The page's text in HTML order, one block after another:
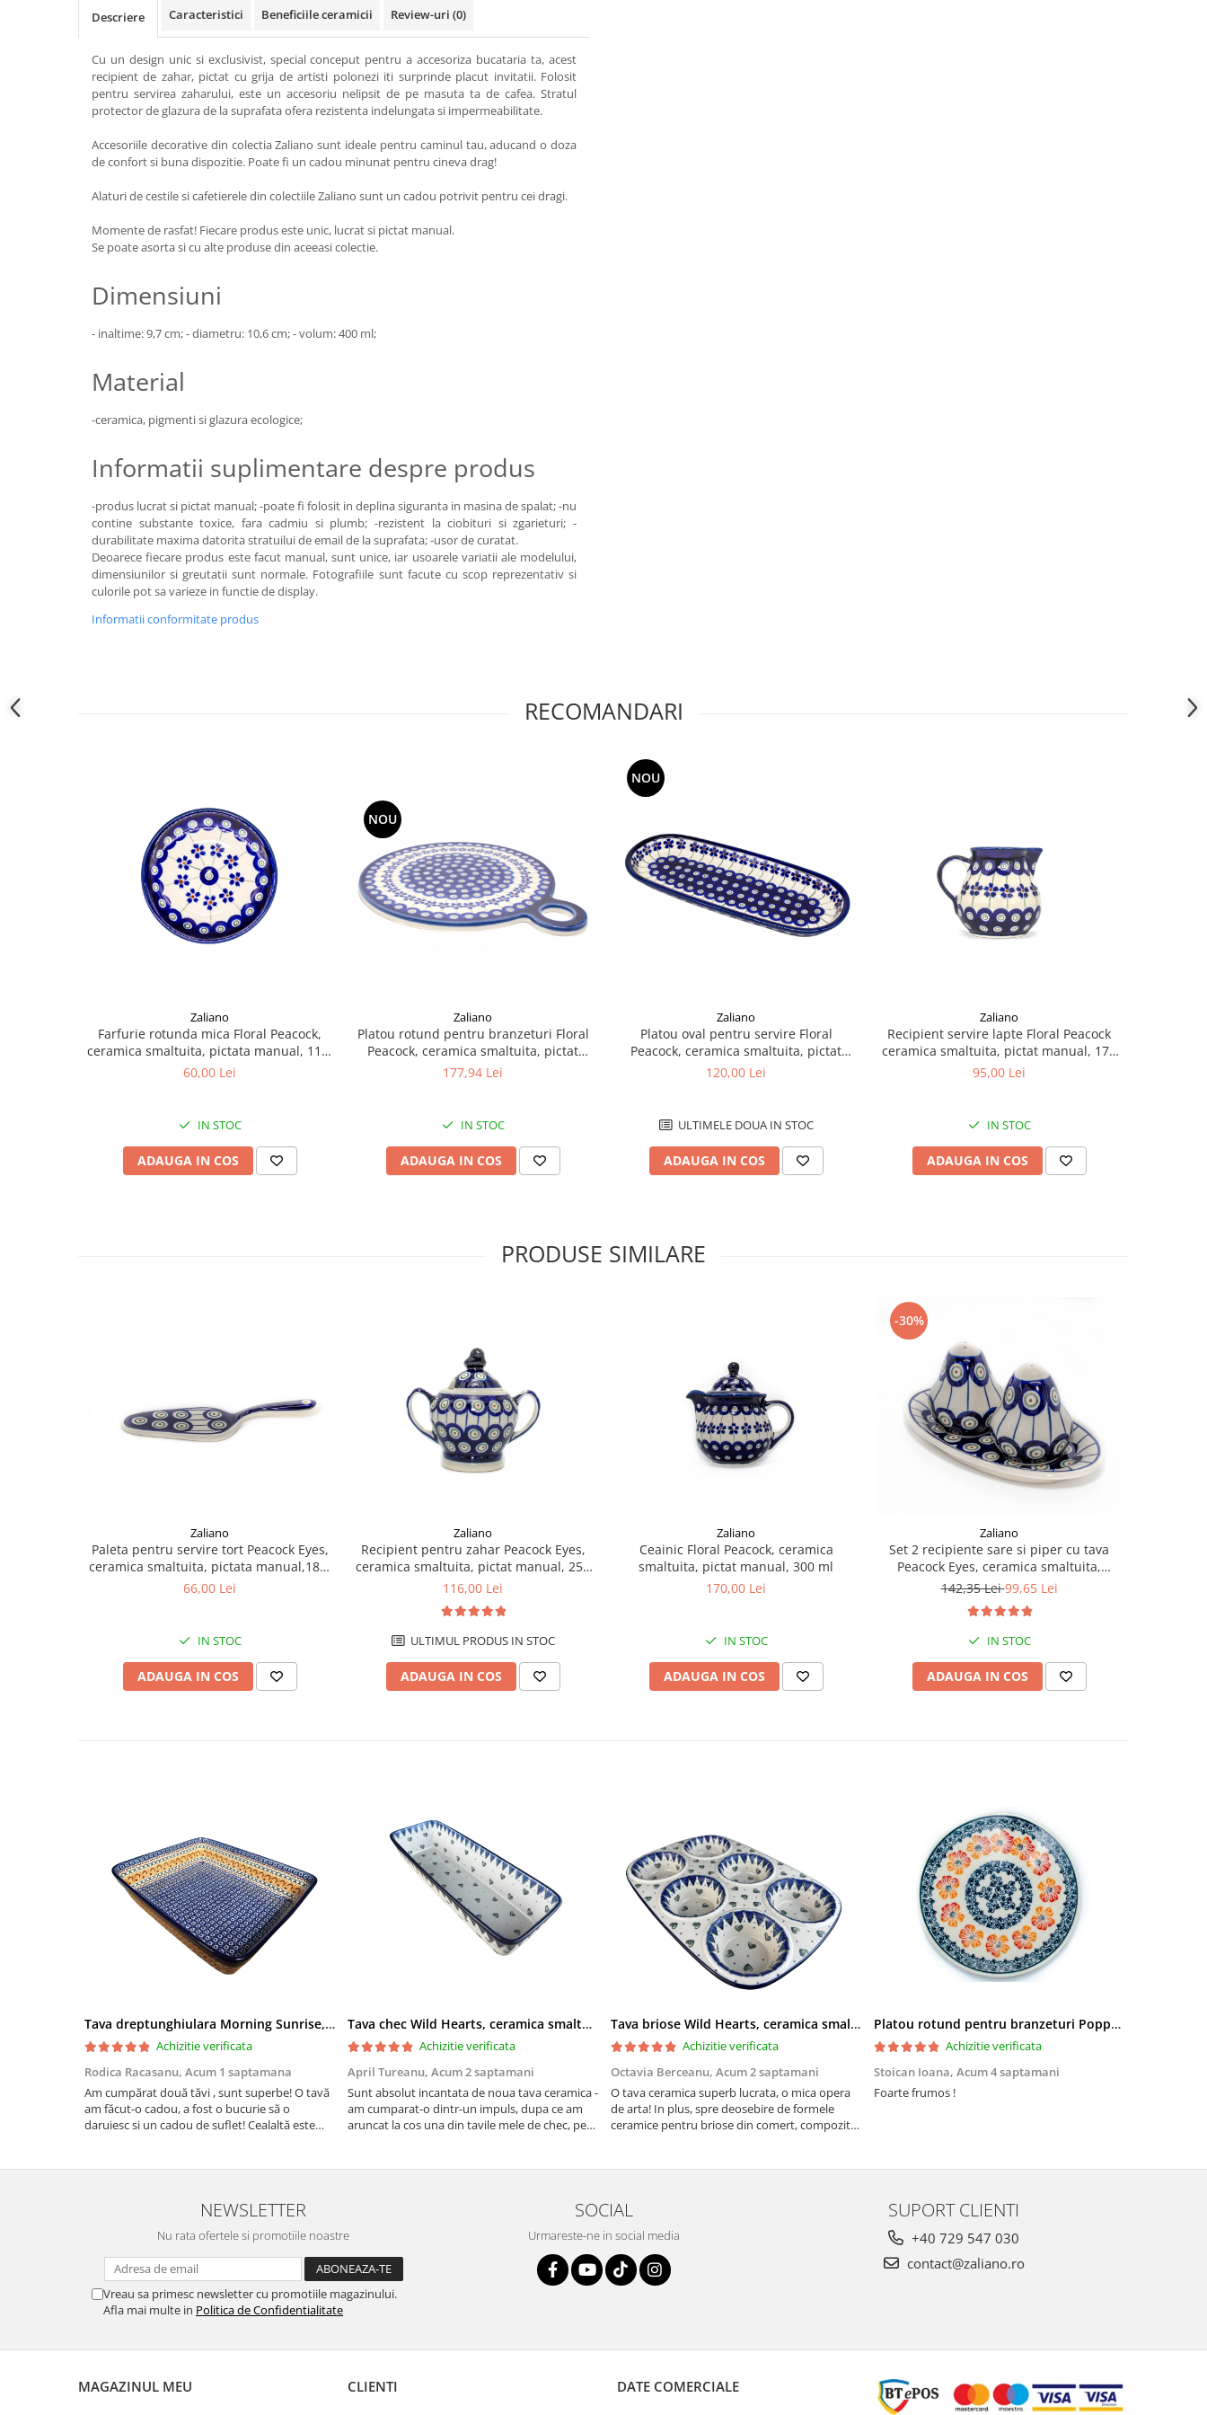
Colectia Wild Hearts
Colectia Blue Spring
Descriere Caracteristici Beneficiile ceramicii Review-uri (0)
Cu un design unic si exclusivist, special conceput pentru a accesoriza bucataria ta, acest
recipient de zahar, pictat cu grija de artisti polonezi iti surprinde placut invitatii. Folosit
pentru servirea zaharului, este un accesoriu nelipsit de pe masuta ta de cafea. Stratul
protector de glazura de la suprafata ofera rezistenta indelungata si impermeabilitate.
Accesoriile decorative din colectia Zaliano sunt ideale pentru caminul tau, aducand o doza
de confort si buna dispozitie. Poate fi un cadou minunat pentru cineva drag!
Alaturi de cestile si cafetierele din colectiile Zaliano sunt un cadou potrivit pentru cei dragi.
Momente de rasfat! Fiecare produs este unic, lucrat si pictat manual.
Se poate asorta si cu alte produse din aceeasi colectie.
Dimensiuni
- inaltime: 9,7 cm; - diametru: 10,6 cm; - volum: 400 ml;
Material
-ceramica, pigmenti si glazura ecologice;
Informatii suplimentare despre produs
-produs lucrat si pictat manual; -poate fi folosit in deplina siguranta in masina de spalat; -nu
contine substante toxice, fara cadmiu si plumb; -rezistent la ciobituri si zgarieturi; -
durabilitate maxima datorita stratuilui de email de la suprafata; -usor de curatat.
Deoarece fiecare produs este facut manual, sunt unice, iar usoarele variatii ale modelului,
dimensiunilor si greutatii sunt normale. Fotografiile sunt facute cu scop reprezentativ si
culorile pot sa varieze in functie de display.
Informatii conformitate produs
RECOMANDARI
Zaliano
Farfurie rotunda mica Floral Peacock,
ceramica smaltuita, pictata manual, 11,6
cm
60,00 Lei
IN STOC
ADAUGA IN COS
NOU
Zaliano
Platou rotund pentru branzeturi Floral
Peacock, ceramica smaltuita, pictat
manual, 22,8 cm
177,94 Lei
IN STOC
ADAUGA IN COS
NOU
Zaliano
Platou oval pentru servire Floral
Peacock, ceramica smaltuita, pictat
manual, 11,1 x 28,3 cm
120,00 Lei
ULTIMELE DOUA IN STOC
ADAUGA IN COS
Zaliano
Recipient servire lapte Floral Peacock
ceramica smaltuita, pictat manual, 170
ml
95,00 Lei
IN STOC
ADAUGA IN COS
PRODUSE SIMILARE
Zaliano
Paleta pentru servire tort Peacock Eyes,
ceramica smaltuita, pictata manual,18,3
x 5,4 cm
66,00 Lei
IN STOC
ADAUGA IN COS
Zaliano
Recipient pentru zahar Peacock Eyes,
ceramica smaltuita, pictat manual, 250
ml
116,00 Lei
ULTIMUL PRODUS IN STOC
ADAUGA IN COS
Zaliano
Ceainic Floral Peacock, ceramica
smaltuita, pictat manual, 300 ml
170,00 Lei
IN STOC
ADAUGA IN COS
-30%
Zaliano
Set 2 recipiente sare si piper cu tava
Peacock Eyes, ceramica smaltuita,
pictata manual, 6,4/18,4 x 10,4 cm
142,35 Lei99,65 Lei
IN STOC
ADAUGA IN COS
Tava dreptunghiulara Morning Sunrise, ceramica smaltuita, pictata manual, 27,0 X 32, 5 cm
Achizitie verificata
Rodica Racasanu, Acum 1 saptamana
Am cumpărat două tăvi , sunt superbe! O tavă
am făcut-o cadou, a fost o bucurie să o
daruiesc si un cadou de suflet! Cealaltă este
Tava chec Wild Hearts, ceramica smaltuita, pictata manual, 31,0 X 12,0 cm
Achizitie verificata
April Tureanu, Acum 2 saptamani
Sunt absolut incantata de noua tava ceramica -
am cumparat-o dintr-un impuls, dupa ce am
aruncat la cos una din tavile mele de chec, pe
plus este tare frumoasa, o ...
Tava briose Wild Hearts, ceramica smaltuita, pictata manual, 29,0 x 20.0 cm
Achizitie verificata
Octavia Berceanu, Acum 2 saptamani
O tava ceramica superb lucrata, o mica opera
de arta! In plus, spre deosebire de formele
ceramice pentru briose din comert, compozitia
Platou rotund pentru branzeturi Poppy Rain, ceramica smaltuita, pictat manual, 16,1 cm
Achizitie verificata
Stoican Ioana, Acum 4 saptamani
Foarte frumos !
NEWSLETTER
Nu rata ofertele si promotiile noastre
Vreau sa primesc newsletter cu promotiile magazinului.
Afla mai multe in Politica de Confidentialitate
SOCIAL
Urmareste-ne in social media
SUPORT CLIENTI
+40 729 547 030
contact@zaliano.ro
MAGAZINUL MEU CLIENTI DATE COMERCIALE